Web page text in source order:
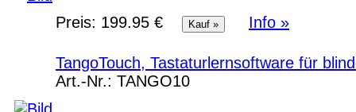
Preis: 199.95 € Info »
TangoTouch, Tastaturlernsoftware für
Art.-Nr.: TANGO10